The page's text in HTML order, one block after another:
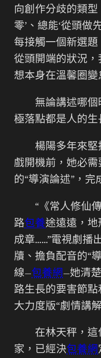
向創作分歧的類型
零’、總能‘從頭做
每接觸一個新選題
從頭開端的狀況
想本身在溫馨圈變
無論講述哪
極落點都是人的生
楊陽多年來堅
戲開機前，她必
的“導演論述”，完
“《常人修仙
路包養途遠遠，地
成章……”電視劇播
牘、擔負配音的“
線—包養網—她清
路生長的要害節點
大力度版“劇情講解
在林天秤，
家，已經決包養網